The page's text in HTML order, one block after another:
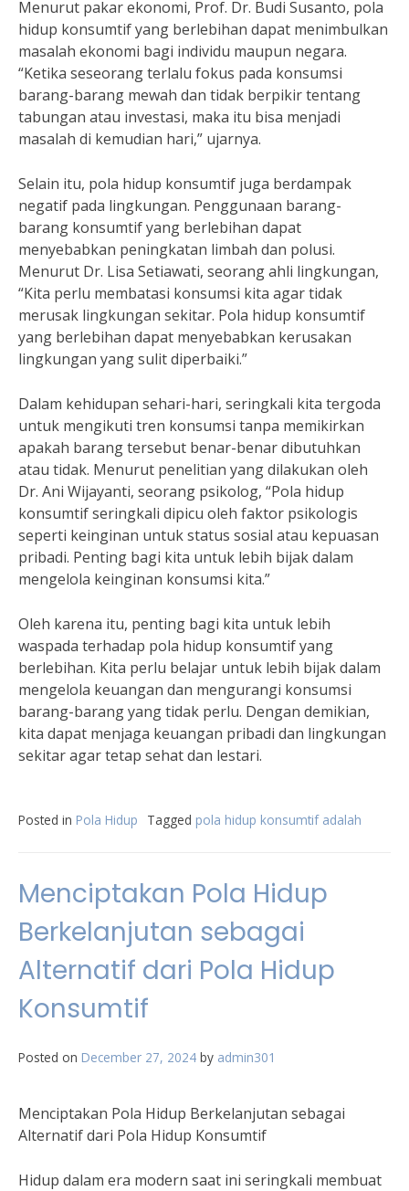
Menurut pakar ekonomi, Prof. Dr. Budi Susanto, pola
hidup konsumtif yang berlebihan dapat menimbulkan
masalah ekonomi bagi individu maupun negara.
“Ketika seseorang terlalu fokus pada konsumsi
barang-barang mewah dan tidak berpikir tentang
tabungan atau investasi, maka itu bisa menjadi
masalah di kemudian hari,” ujarnya.
Selain itu, pola hidup konsumtif juga berdampak
negatif pada lingkungan. Penggunaan barang-
barang konsumtif yang berlebihan dapat
menyebabkan peningkatan limbah dan polusi.
Menurut Dr. Lisa Setiawati, seorang ahli lingkungan,
“Kita perlu membatasi konsumsi kita agar tidak
merusak lingkungan sekitar. Pola hidup konsumtif
yang berlebihan dapat menyebabkan kerusakan
lingkungan yang sulit diperbaiki.”
Dalam kehidupan sehari-hari, seringkali kita tergoda
untuk mengikuti tren konsumsi tanpa memikirkan
apakah barang tersebut benar-benar dibutuhkan
atau tidak. Menurut penelitian yang dilakukan oleh
Dr. Ani Wijayanti, seorang psikolog, “Pola hidup
konsumtif seringkali dipicu oleh faktor psikologis
seperti keinginan untuk status sosial atau kepuasan
pribadi. Penting bagi kita untuk lebih bijak dalam
mengelola keinginan konsumsi kita.”
Oleh karena itu, penting bagi kita untuk lebih
waspada terhadap pola hidup konsumtif yang
berlebihan. Kita perlu belajar untuk lebih bijak dalam
mengelola keuangan dan mengurangi konsumsi
barang-barang yang tidak perlu. Dengan demikian,
kita dapat menjaga keuangan pribadi dan lingkungan
sekitar agar tetap sehat dan lestari.
Posted in Pola Hidup Tagged pola hidup konsumtif adalah
Menciptakan Pola Hidup
Berkelanjutan sebagai
Alternatif dari Pola Hidup
Konsumtif
Posted on December 27, 2024 by admin301
Menciptakan Pola Hidup Berkelanjutan sebagai
Alternatif dari Pola Hidup Konsumtif
Hidup dalam era modern saat ini seringkali membuat